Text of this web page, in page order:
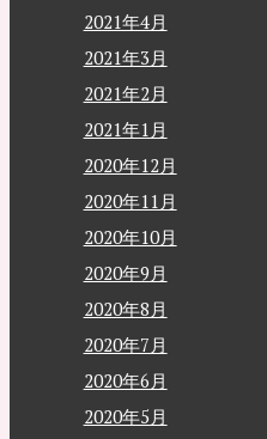
2021年4月
2021年3月
2021年2月
2021年1月
2020年12月
2020年11月
2020年10月
2020年9月
2020年8月
2020年7月
2020年6月
2020年5月